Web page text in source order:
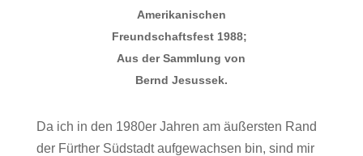
Amerikanischen
Freundschaftsfest 1988;
Aus der Sammlung von
Bernd Jesussek.
Da ich in den 1980er Jahren am äußersten Rand
der Fürther Südstadt aufgewachsen bin, sind mir